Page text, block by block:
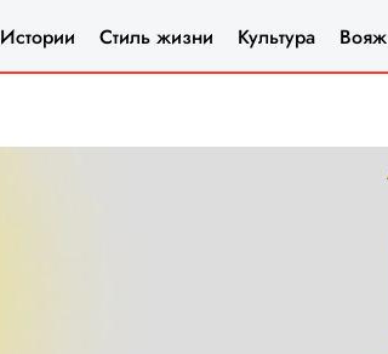
Истории Стиль жизни Культура Вояж